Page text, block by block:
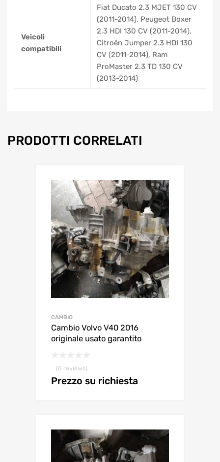
Veicoli
compatibili
Fiat Ducato 2.3 MJET 130 CV
(2011-2014), Peugeot Boxer
2.3 HDI 130 CV (2011-2014),
Citroën Jumper 2.3 HDI 130
CV (2011-2014), Ram
ProMaster 2.3 TD 130 CV
(2013-2014)
PRODOTTI CORRELATI
CAMBIO
Cambio Volvo V40 2016
originale usato garantito
(0 reviews)
Prezzo su richiesta